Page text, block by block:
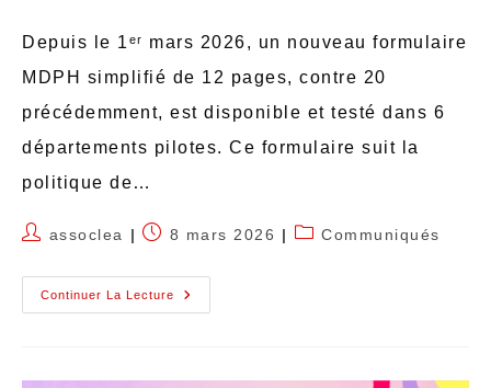
Depuis le 1ᵉʳ mars 2026, un nouveau formulaire
MDPH simplifié de 12 pages, contre 20
précédemment, est disponible et testé dans 6
départements pilotes. Ce formulaire suit la
politique de…
assoclea 8 mars 2026 Communiqués
Continuer La Lecture